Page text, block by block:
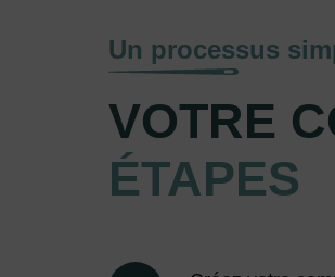
Un processus
VOTRE
ÉTAPES